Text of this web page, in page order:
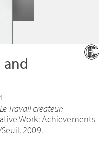
and
Le Travail créateur:
Work: Achievements
2009.